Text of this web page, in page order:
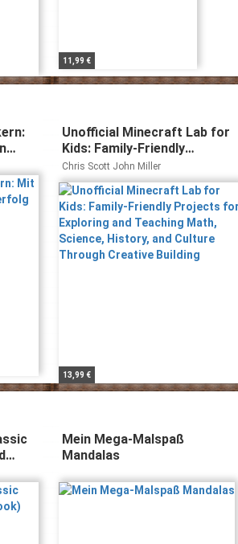
11,99 €
Unofficial Minecraft Lab for
Kids: Family-Friendly
Projects for Exploring and
Teaching Math, Science,
History, and Culture Through
Creative Building
Chris Scott John Miller
13,99 €
Mein Mega-Malspaß
Mandalas